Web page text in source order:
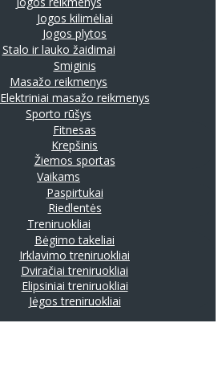
Jogos kilimėliai
Jogos plytos
Stalo ir lauko žaidimai
Smiginis
Masažo reikmenys
Elektriniai masažo reikmenys
Sporto rūšys
Fitnesas
Krepšinis
Žiemos sportas
Vaikams
Paspirtukai
Riedlentės
Treniruokliai
Bėgimo takeliai
Irklavimo treniruokliai
Dviračiai treniruokliai
Elipsiniai treniruokliai
Jėgos treniruokliai